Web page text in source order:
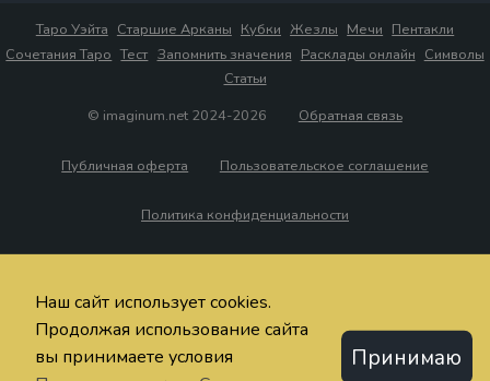
Таро Уэйта Старшие Арканы Кубки Жезлы Мечи Пентакли
Сочетания Таро Тест Запомнить значения Расклады онлайн Символы
Статьи
© imaginum.net 2024-2026
Обратная связь
Публичная оферта Пользовательское соглашение
Политика конфиденциальности
Наш сайт использует cookies.
Продолжая использование сайта
вы принимаете условия
Принимаю